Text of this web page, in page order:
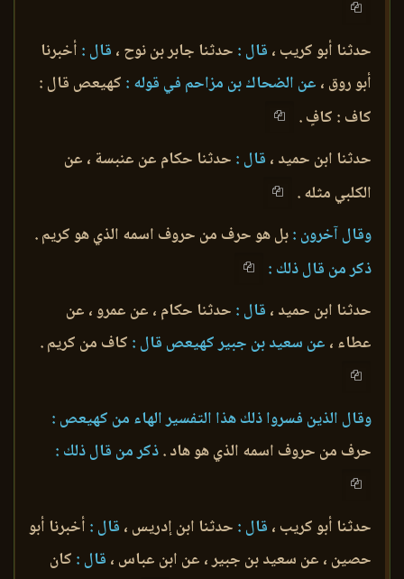
حدثنا أبو كريب ، قال : حدثنا جابر بن نوح ، قال : أخبرنا
أبو روق ، عن الضحاك بن مزاحم في قوله : كهيعص قال :
كاف : كافٍ .
حدثنا ابن حميد ، قال : حدثنا حكام عن عنبسة ، عن
الكلبي مثله .
وقال آخرون :بل هو حرف من حروف اسمه الذي هو كريم .
ذكر من قال ذلك :
حدثنا ابن حميد ، قال : حدثنا حكام ، عن عمرو ، عن
عطاء ، عن سعيد بن جبير كهيعص قال : كاف من كريم .
وقال الذين فسروا ذلك هذا التفسير الهاء من كهيعص :
حرف من حروف اسمه الذي هو هاد .ذكر من قال ذلك :
حدثنا أبو كريب ، قال : حدثنا ابن إدريس ، قال : أخبرنا أبو
حصين ، عن سعيد بن جبير ، عن ابن عباس ، قال : كان